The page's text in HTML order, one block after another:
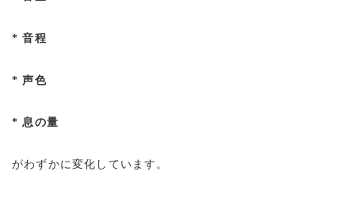
* 音程
* 声色
* 息の量
がわずかに変化しています。